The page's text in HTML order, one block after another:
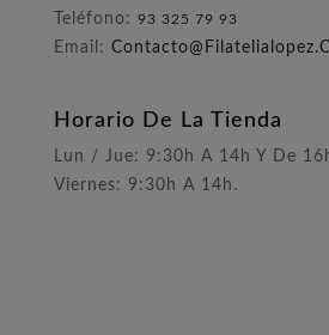
Teléfono: 93 325 79 93
Email:
Horario De La Tienda
Lun / Jue: 9:30h A 14h Y De
Viernes: 9:30h A 14h.